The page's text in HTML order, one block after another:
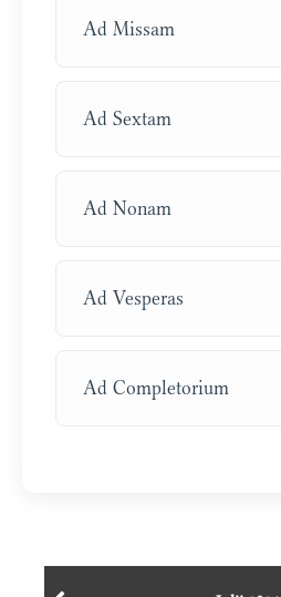
Ad Missam
Ad Sextam
Ad Nonam
Ad Vesperas
Ad Completorium